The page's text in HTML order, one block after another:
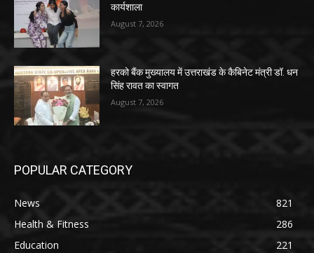
कार्यशाला
August 7, 2026
हरको बैंक मुख्यालय में उत्तराखंड के कैबिनेट मंत्री डॉ. धन
सिंह रावत का स्वागत
August 7, 2026
POPULAR CATEGORY
News
821
Health & Fitness
286
Education
221